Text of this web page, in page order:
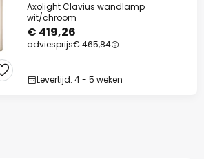
Axolight Clavius wandlamp
wit/chroom
€ 419,26
adviesprijs€ 465,84
Levertijd: 4 - 5 weken